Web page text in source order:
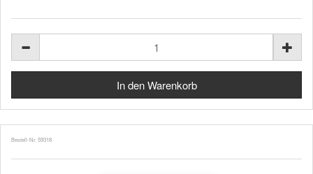
Bestell-Nr. 59318